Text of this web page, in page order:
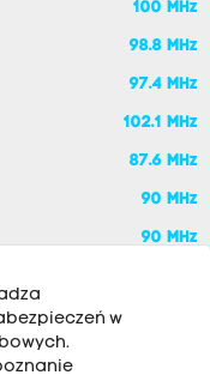
100 MHz
98.8 MHz
97.4 MHz
102.1 MHz
87.6 MHz
90 MHz
90 MHz
w